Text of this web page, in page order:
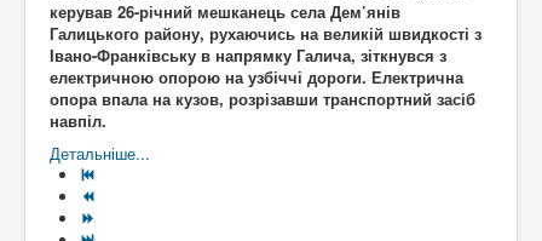
керував 26-річний мешканець села Дем’янів
Галицького району, рухаючись на великій швидкості з
Івано-Франківську в напрямку Галича, зіткнувся з
електричною опорою на узбіччі дороги. Електрична
опора впала на кузов, розрізавши транспортний засіб
навпіл.
Детальніше...